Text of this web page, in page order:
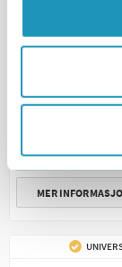
TWIN AIR
Luftfilterolje BIO 1 l
280 kr
MER